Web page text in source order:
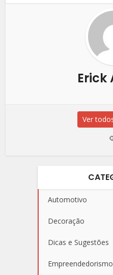
Erick
Ver
Automotivo
Decoração
Dicas e Sugestões
Empreendedorismo